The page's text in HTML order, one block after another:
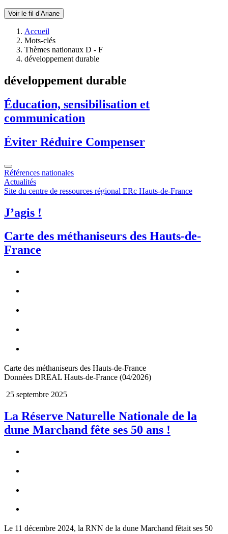
Voir le fil d’Ariane
Accueil
Mots-clés
Thèmes nationaux D - F
développement durable
développement durable
Éducation, sensibilisation et
communication
Éviter Réduire Compenser
Références nationales
Actualités
Site du centre de ressources régional ERc Hauts-de-France
J’agis !
Carte des méthaniseurs des Hauts-de-
France
Carte des méthaniseurs des Hauts-de-France
Données DREAL Hauts-de-France (04/2026)
25 septembre 2025
La Réserve Naturelle Nationale de la
dune Marchand fête ses 50 ans !
Le 11 décembre 2024, la RNN de la dune Marchand fêtait ses 50